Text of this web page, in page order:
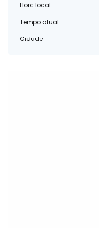
Hora local
Tempo atual
Cidade